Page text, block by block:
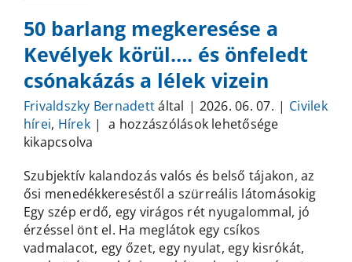
50 barlang megkeresése a
Kevélyek körül…. és önfeledt
csónakázás a lélek vizein
Frivaldszky Bernadettáltal | 2026. 06. 07. | Civilek
hírei, Hírek | 50
a
Kevélyek
körül….
és
önfeledt
a hozzászólások lehetősége
kikapcsolva
Szubjektív kalandozás valós és belső tájakon, az
ősi menedékkereséstől a szürreális látomásokig
Egy szép erdő, egy virágos rét nyugalommal, jó
érzéssel önt el. Ha meglátok egy csíkos
vadmalacot, egy őzet, egy nyulat, egy kisrókát,